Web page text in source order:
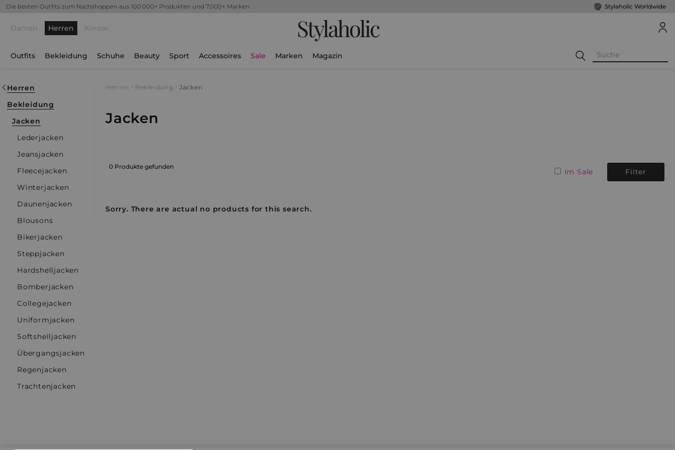
Die besten Outfits zum Nachshoppen aus 100.000+ Produkten und 7.000+ Marken Stylaholic Worldwide
Damen Herren Kinder Stylaholic
Outfits Bekleidung Schuhe Beauty Sport Accessoires Sale Marken Magazin
Herren
Bekleidung
Jacken
Lederjacken
Jeansjacken
Fleecejacken
Winterjacken
Daunenjacken
Blousons
Bikerjacken
Steppjacken
Hardshelljacken
Bomberjacken
Collegejacken
Uniformjacken
Softshelljacken
Übergangsjacken
Regenjacken
Trachtenjacken
Herren Bekleidung Jacken
Jacken
0 Produkte gefunden
Im Sale Filter
Sorry. There are actual no products for this search.